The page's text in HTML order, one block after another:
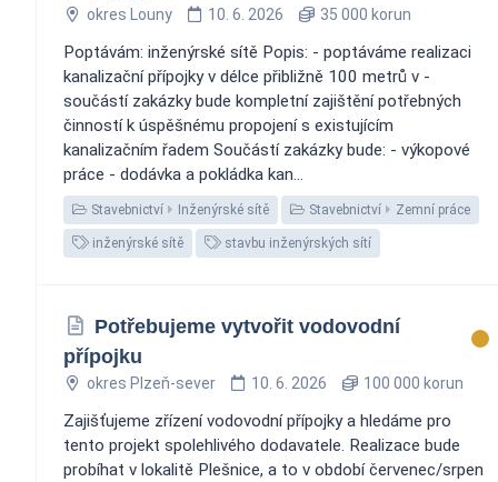
okres Louny 10. 6. 2026 35 000 korun
Poptávám: inženýrské sítě Popis: - poptáváme realizaci
kanalizační přípojky v délce přibližně 100 metrů v -
součástí zakázky bude kompletní zajištění potřebných
činností k úspěšnému propojení s existujícím
kanalizačním řadem Součástí zakázky bude: - výkopové
práce - dodávka a pokládka kan...
Stavebnictví Inženýrské sítě Stavebnictví Zemní práce
inženýrské sítě stavbu inženýrských sítí
Potřebujeme vytvořit vodovodní
přípojku
okres Plzeň-sever 10. 6. 2026 100 000 korun
Zajišťujeme zřízení vodovodní přípojky a hledáme pro
tento projekt spolehlivého dodavatele. Realizace bude
probíhat v lokalitě Plešnice, a to v období červenec/srpen